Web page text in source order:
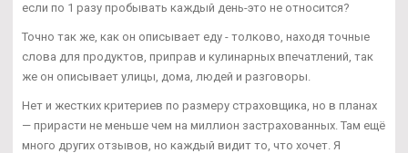
если по 1 разу пробывать каждый день-это не относится?
Точно так же, как он описывает еду - толково, находя точные
слова для продуктов, приправ и кулинарных впечатлений, так
же он описывает улицы, дома, людей и разговоры.
Нет и жестких критериев по размеру страховщика, но в планах
— прирасти не меньше чем на миллион застрахованных. Там ещё
много других отзывов, но каждый видит то, что хочет. Я